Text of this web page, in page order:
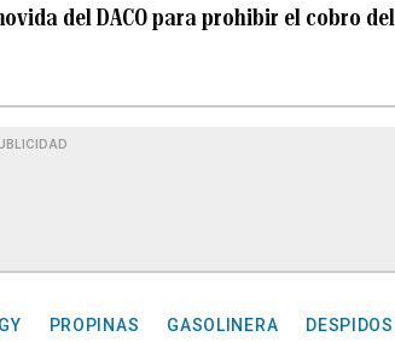
del DACO para prohibir el cobro del
PROPINAS GASOLINERA DESPIDOS